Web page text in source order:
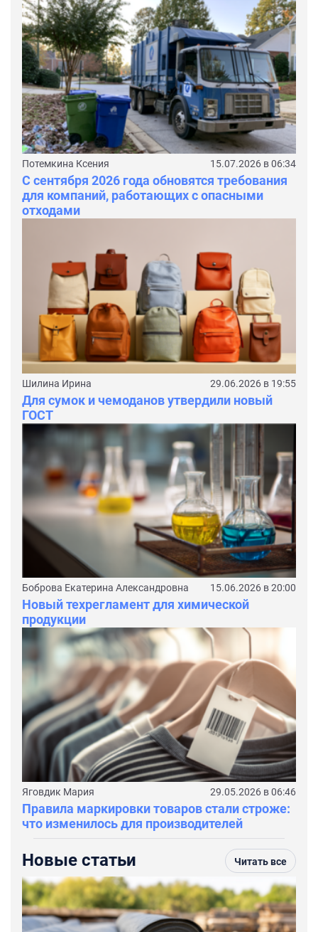
Потемкина Ксения 15.07.2026 в 06:34
С сентября 2026 года обновятся требования
для компаний, работающих с опасными
отходами
Шилина Ирина 29.06.2026 в 19:55
Для сумок и чемоданов утвердили новый
ГОСТ
Боброва Екатерина Александровна 15.06.2026 в 20:00
Новый техрегламент для химической
продукции
Яговдик Мария 29.05.2026 в 06:46
Правила маркировки товаров стали строже:
что изменилось для производителей
Новые статьи Читать все